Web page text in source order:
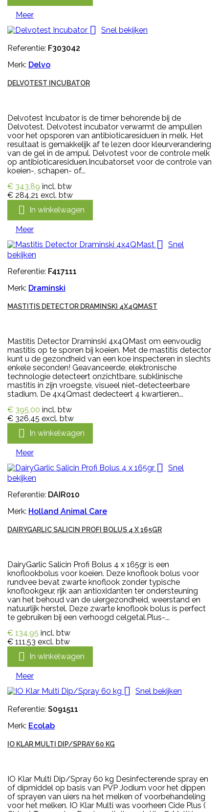
Meer

Snel bekijken
Referentie: F303042
Merk: Delvo
DELVOTEST INCUBATOR
Delvotest Incubator is de timer behorende bij de
Delvotest. Delvotest incubator verwarmt de ampullen
voor het opsporen van antibioticaresiduen in melk. Het
resultaat is gemakkelijk af te lezen door kleurverandering
van de gel in de ampul. Delvotest voor de controle melk
op antibioticaresiduen.Incubatorset voor de controle van
koeien-, schapen- of...
€ 343,89 incl. btw
€ 284,21 excl. btw
 In winkelwagen
Meer

Snel
bekijken
Referentie: F417111
Merk: Draminski
MASTITIS DETECTOR DRAMINSKI 4X4QMAST
Mastitis Detector Draminski 4x4QMast om eenvoudig
mastitis op te sporen bij koeien. Met de mastitis detector
kunt u de gezondheid van een koe inspecteren in slechts
enkele seconden! Geavanceerde, elektronische
technologie detecteert onzichtbare, subklinische
mastitis in zijn vroegste, visueel niet-detecteerbare
stadium. De 4x4Qmast dedecteert 4 kwartieren...
€ 395,00 incl. btw
€ 326,45 excl. btw
 In winkelwagen
Meer

Snel
bekijken
Referentie: DAIR010
Merk: Holland Animal Care
DAIRYGARLIC SALICIN PROFI BOLUS 4 X 165GR
DairyGarlic Salicin Profi Bolus 4 x 165gr is een
knoflookbolus voor koeien. Deze knoflook bolus voor
rundvee bevat zwarte knoflook zonder typische
knoflookgeur, rijk aan antioxidanten ter ondersteuning
van het behoud van de uiergezondheid, weerstand en
natuurlijk herstel. Deze zwarte knoflook bolus is perfect
te gebruiken bij een verhoogd celgetal.Plus-...
€ 134,95 incl. btw
€ 111,53 excl. btw
 In winkelwagen
Meer

Snel bekijken
Referentie: S091511
Merk: Ecolab
IO KLAR MULTI DIP/SPRAY 60 KG
IO Klar Multi Dip/Spray 60 kg Desinfecterende spray en
of dipmiddel op basis van PVP Jodium voor het dippen
of sprayen van uiers na het melken of voorbehandeling
voor het melken. IO Klar Multi was voorheen Cide Plus (